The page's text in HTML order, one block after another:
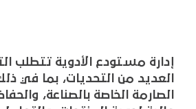
إدارة مستودع الأدوية تتطلب
العديد من التحديات، بما في ذلك
الصارمة الخاصة بالصناعة،